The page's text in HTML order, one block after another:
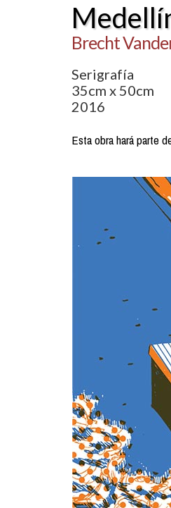
Brecht
Serigrafía
35cm x 50cm
2016
Esta obra hará parte